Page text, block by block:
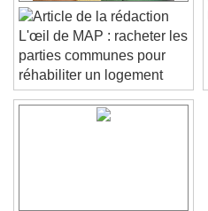
L'œil de MAP : racheter les
parties communes pour
réhabiliter un logement